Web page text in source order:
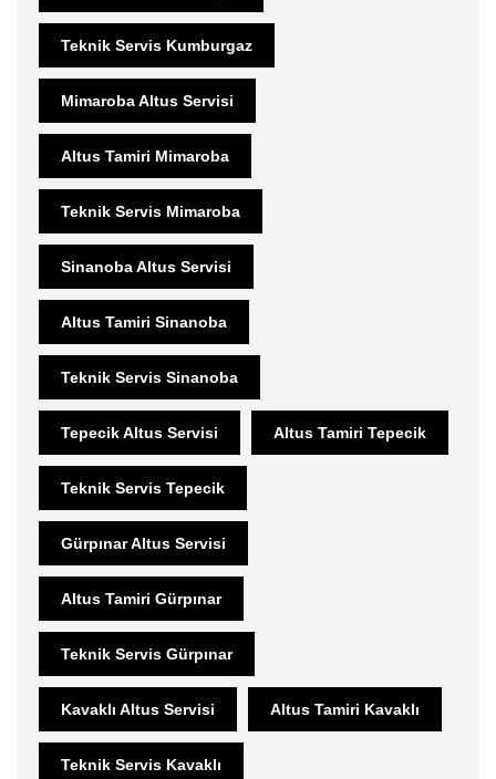
Teknik Servis Kumburgaz
Mimaroba Altus Servisi
Altus Tamiri Mimaroba
Teknik Servis Mimaroba
Sinanoba Altus Servisi
Altus Tamiri Sinanoba
Teknik Servis Sinanoba
Tepecik Altus Servisi Altus Tamiri Tepecik
Teknik Servis Tepecik
Gürpınar Altus Servisi
Altus Tamiri Gürpınar
Teknik Servis Gürpınar
Kavaklı Altus Servisi Altus Tamiri Kavaklı
Teknik Servis Kavaklı